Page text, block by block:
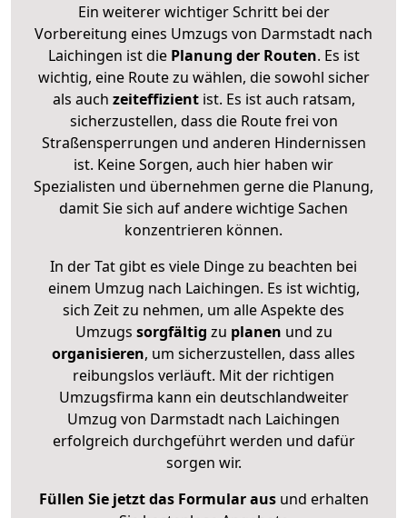
Ein weiterer wichtiger Schritt bei der
Vorbereitung eines Umzugs von Darmstadt nach
Laichingen ist diePlanung der Routen. Es ist
wichtig, eine Route zu wählen, die sowohl sicher
als auch zeiteffizientist. Es ist auch ratsam,
sicherzustellen, dass die Route frei von
Straßensperrungen und anderen Hindernissen
ist. Keine Sorgen, auch hier haben wir
Spezialisten und übernehmen gerne die Planung,
damit Sie sich auf andere wichtige Sachen
konzentrieren können.
In der Tat gibt es viele Dinge zu beachten bei
einem Umzug nach Laichingen. Es ist wichtig,
sich Zeit zu nehmen, um alle Aspekte des
Umzugs sorgfältig zu planen und zu
organisieren, um sicherzustellen, dass alles
reibungslos verläuft. Mit der richtigen
Umzugsfirma kann ein deutschlandweiter
Umzug von Darmstadt nach Laichingen
erfolgreich durchgeführt werden und dafür
sorgen wir.
Füllen Sie jetzt das Formular ausund erhalten